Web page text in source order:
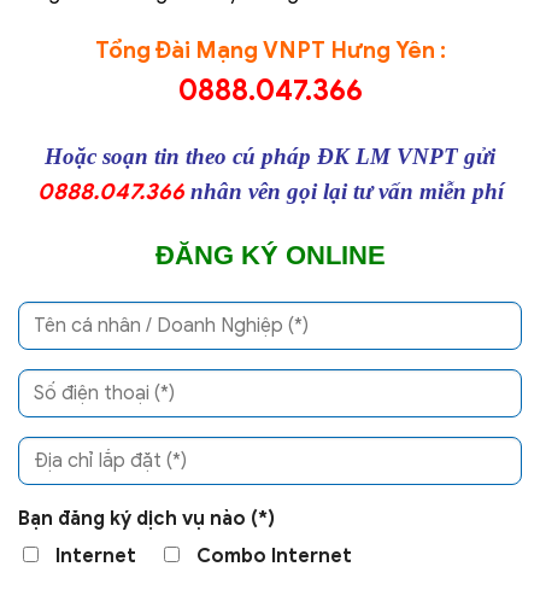
Tổng Đài Mạng VNPT Hưng Yên :
0888.047.366
Hoặc soạn tin theo cú pháp ĐK LM VNPT gửi
0888.047.366nhân vên gọi lại tư vấn miễn phí
ĐĂNG KÝ ONLINE
Bạn đăng ký dịch vụ nào (*)
Internet
Combo Internet